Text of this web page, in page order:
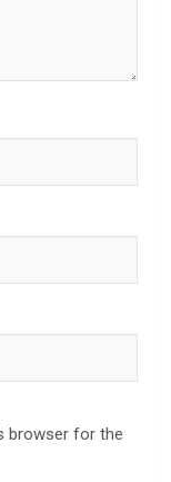
browser for the